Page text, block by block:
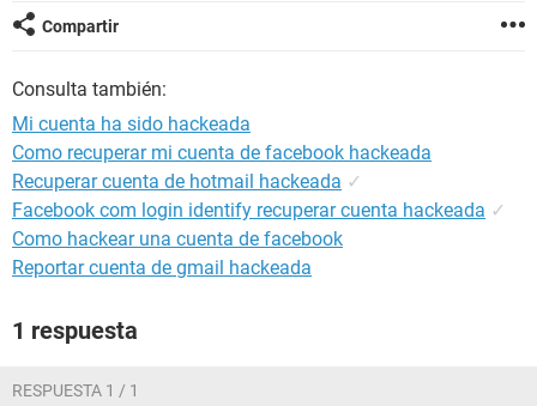
Compartir
Consulta también:
Mi cuenta ha sido hackeada
Como recuperar mi cuenta de facebook hackeada
Recuperar cuenta de hotmail hackeada ✓
Facebook com login identify recuperar cuenta hackeada ✓
Como hackear una cuenta de facebook
Reportar cuenta de gmail hackeada
1 respuesta
RESPUESTA 1 / 1